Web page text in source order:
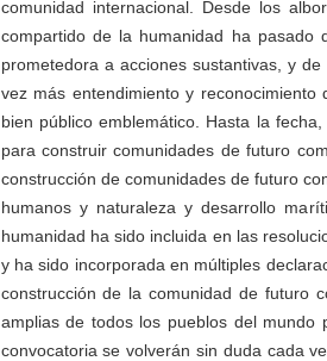
comunidad internacional. Desde los
compartido de la humanidad ha pasado
prometedora a acciones sustantivas, y
vez más entendimiento y
bien público emblemático. Hasta la
para construir comunidades de futuro
construcción de comunidades de futuro
humanos y naturaleza y desarrollo
humanidad ha sido incluida en las
y ha sido incorporada en múltiples
construcción de la comunidad de futuro
amplias de todos los pueblos del mundo
convocatoria se volverán sin duda cada